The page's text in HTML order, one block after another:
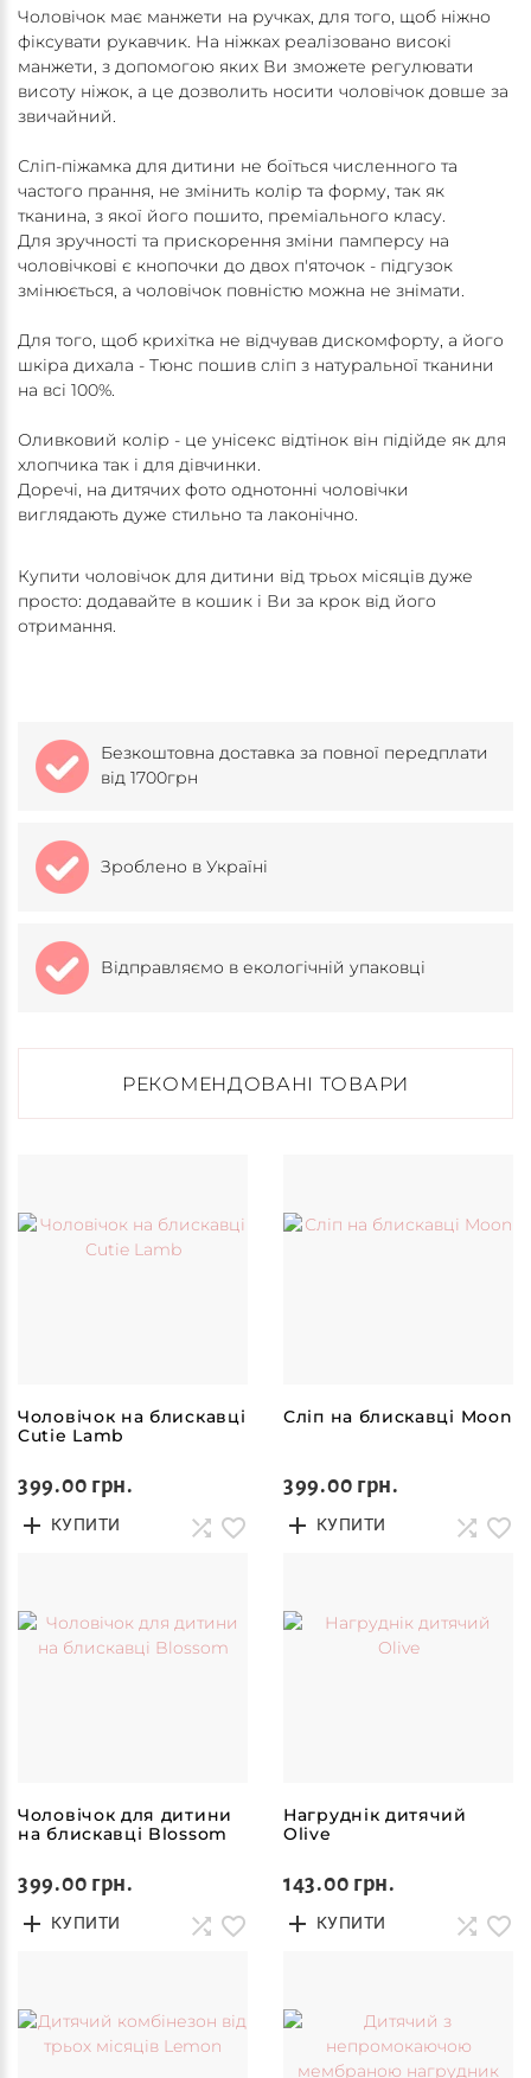
Чоловічок має манжети на ручках, для того, щоб ніжно
фіксувати рукавчик. На ніжках реалізовано високі
манжети, з допомогою яких Ви зможете регулювати
висоту ніжок, а це дозволить носити чоловічок довше за
звичайний.
Сліп-піжамка для дитини не боїться численного та
частого прання, не змінить колір та форму, так як
тканина, з якої його пошито, преміального класу.
Для зручності та прискорення зміни памперсу на
чоловічкові є кнопочки до двох п'яточок - підгузок
змінюється, а чоловічок повністю можна не знімати.
Для того, щоб крихітка не відчував дискомфорту, а його
шкіра дихала - Тюнс пошив сліп з натуральної тканини
на всі 100%.
Оливковий колір - це унісекс відтінок він підійде як для
хлопчика так і для дівчинки.
Доречі, на дитячих фото однотонні чоловічки
виглядають дуже стильно та лаконічно.
Купити чоловічок для дитини від трьох місяців дуже
просто: додавайте в кошик і Ви за крок від його
отримання.
Безкоштовна доставка за повної передплати
від 1700грн
Зроблено в Україні
Відправляємо в екологічній упаковці
РЕКОМЕНДОВАНІ ТОВАРИ
Чоловічок на блискавці
Cutie Lamb
399.00 грн.
КУПИТИ
Сліп на блискавці Moon
399.00 грн.
КУПИТИ
Чоловічок для дитини
на блискавці Blossom
399.00 грн.
КУПИТИ
Нагруднік дитячий
Olive
143.00 грн.
КУПИТИ